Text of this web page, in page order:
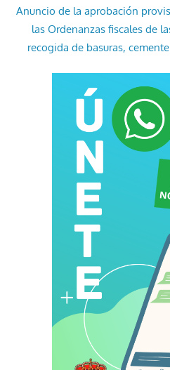
Anuncio de la aprobación
las Ordenanzas fiscales de
recogida de basuras,